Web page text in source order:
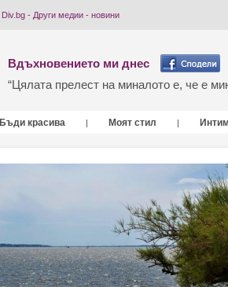
Div.bg - Други медии - новини
Вдъхновението ми днес
“Цялата прелест на миналото е, че е
Бъди красива | Моят стил |